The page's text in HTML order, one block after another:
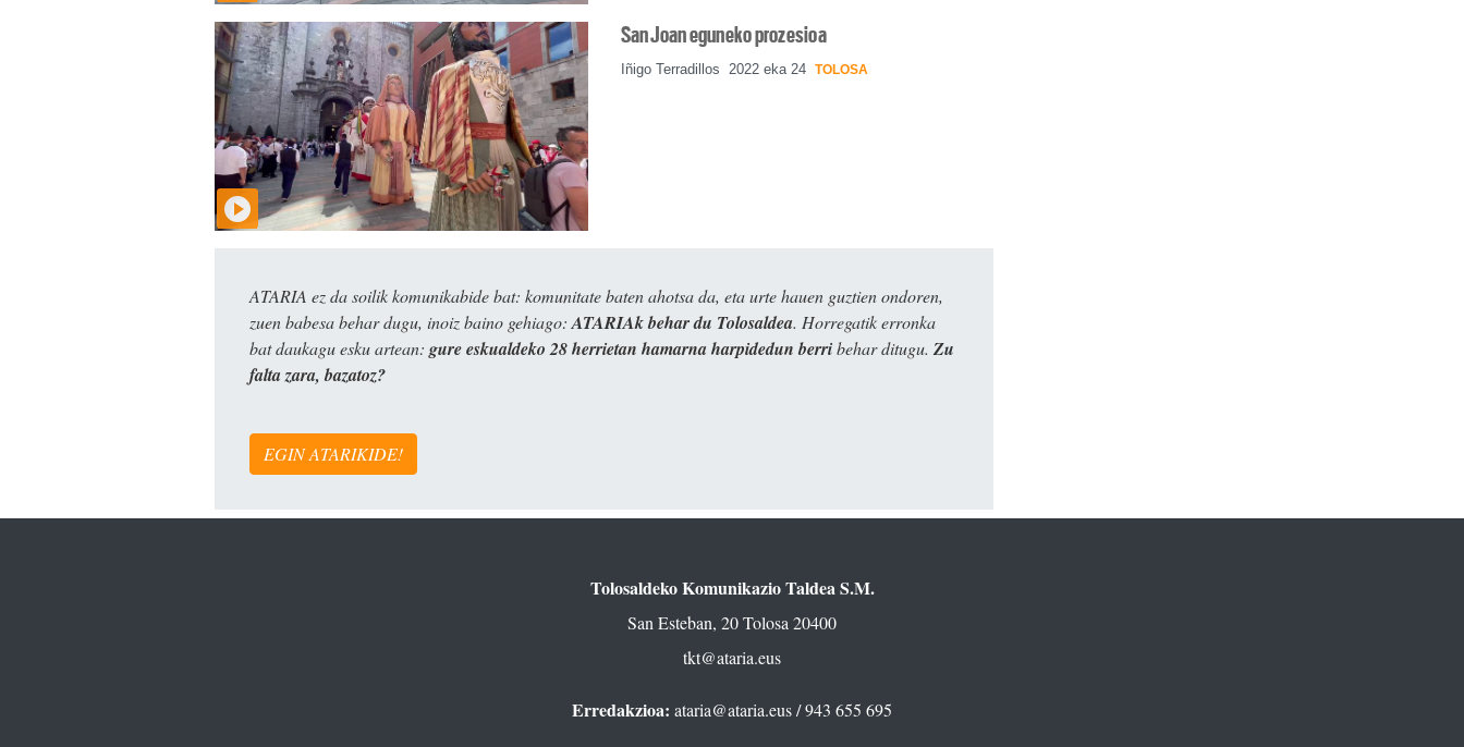
San Joan eguneko prozesioa
Iñigo Terradillos 2022 eka 24 TOLOSA
ATARIA ez da soilik komunikabide bat: komunitate baten ahotsa da, eta urte hauen guztien ondoren,
zuen babesa behar dugu, inoiz baino gehiago: ATARIAk behar du Tolosaldea. Horregatik erronka
bat daukagu esku artean: gure eskualdeko 28 herrietan hamarna harpidedun berribehar ditugu. Zu
falta zara, bazatoz?
EGIN ATARIKIDE!
Tolosaldeko Komunikazio Taldea S.M.
San Esteban, 20 Tolosa 20400
tkt@ataria.eus
Erredakzioa: ataria@ataria.eus/ 943 655 695